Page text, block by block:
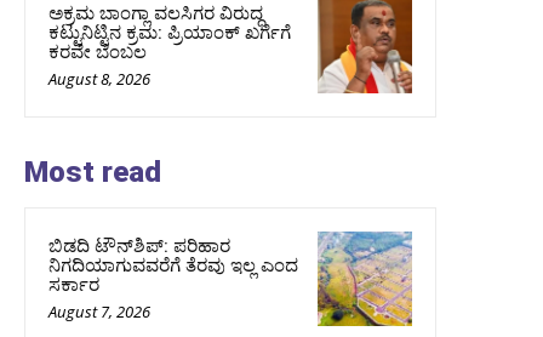
ಅಕ್ರಮ ಬಾಂಗ್ಲಾ ವಲಸಿಗರ ವಿರುದ್ಧ
ಕಟ್ಟುನಿಟ್ಟಿನ ಕ್ರಮ: ಪ್ರಿಯಾಂಕ್ ಖರ್ಗೆಗೆ
ಕರವೇ ಬೆಂಬಲ
August 8, 2026
Most read
ಬಿಡದಿ ಟೌನ್‌ಶಿಪ್‌: ಪರಿಹಾರ
ನಿಗದಿಯಾಗುವವರೆಗೆ ತೆರವು ಇಲ್ಲ ಎಂದ
ಸರ್ಕಾರ
August 7, 2026